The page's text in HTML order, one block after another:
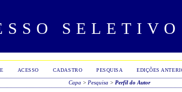
SELETIVO
ACESSO CADASTRO PESQUISA EDIÇÕES
Capa > Pesquisa > Perfil do Autor